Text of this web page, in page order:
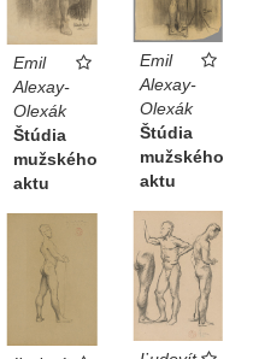
Emil
Alexay-
Olexák
Štúdia
mužského
aktu
Emil
Alexay-
Olexák
Štúdia
mužského
aktu